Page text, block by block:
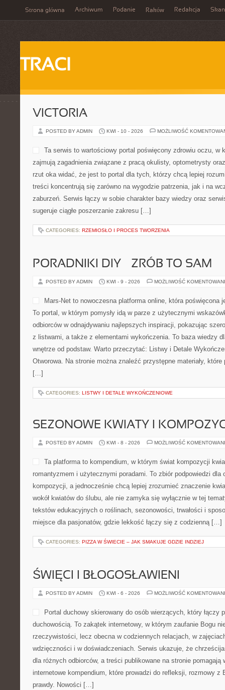
Strona główna Archiwum Podanie Raków Redakcja
TRACI
VICTORIA
POSTED BY ADMIN KWI - 10 - 2026 MOŻLIWOŚĆ
Ta serwis to wartościowy portal poświęcony zdrowiu oczu, w
zajmują zagadnienia związane z pracą okulisty, optometrysty
rzut oka widać, że jest to portal dla tych, którzy chcą lepiej
treści koncentrują się zarówno na wygodzie patrzenia, jak i na
zaburzeń. Serwis łączy w sobie charakter bazy wiedzy oraz
sugeruje ciągłe poszerzanie zakresu […]
CATEGORIES: RZEMIOSŁO I PROCES TWORZENIA
PORADNIKI DIY – ZRÓB TO SAM
POSTED BY ADMIN KWI - 9 - 2026 MOŻLIWOŚĆ
Mars-Net to nowoczesna platforma online, która poświęcona
To portal, w którym pomysły idą w parze z użytecznymi
odbiorców w odnajdywaniu najlepszych inspiracji, pokazując
z listwami, a także z elementami wykończenia. To baza wiedzy
wnętrze od podstaw. Warto przeczytać: Listwy i Detale
Otworowa. Na stronie można znaleźć przystępne materiały,
[…]
CATEGORIES: LISTWY I DETALE WYKOŃCZENIOWE
SEZONOWE KWIATY I
POSTED BY ADMIN KWI - 8 - 2026 MOŻLIWOŚĆ
Ta platforma to kompendium, w którym świat kompozycji
romantyzmem i użytecznymi poradami. To zbiór podpowiedzi
kompozycji, a jednocześnie chcą lepiej zrozumieć znaczenie
wokół kwiatów do ślubu, ale nie zamyka się wyłącznie w tej
tekstów edukacyjnych o roślinach, sezonowości, trwałości i
miejsce dla pasjonatów, gdzie lekkość łączy się z codzienną […]
CATEGORIES: PIZZA W ŚWIECIE – JAK SMAKUJE GDZIE INDZIEJ
ŚWIĘCI I BŁOGOSŁAWIENI
POSTED BY ADMIN KWI - 6 - 2026 MOŻLIWOŚĆ
Portal duchowy skierowany do osób wierzących, który łączy
duchowością. To zakątek internetowy, w którym zaufanie Bogu
rzeczywistości, lecz obecna w codziennych relacjach, w
wdzięczności i w doświadczeniach. Serwis ukazuje, że
dla różnych odbiorców, a treści publikowane na stronie pomagają
internetowe kompendium, które prowadzi do refleksji, rozmowy z
prawdy. Nowości […]